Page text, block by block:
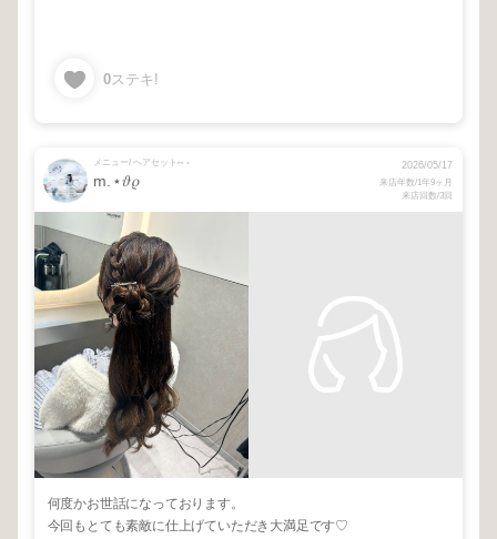
0ステキ!
メニュー/ ヘアセット⑅ ⋆
m.⋆𝜗𝜚
2026/05/17
来店年数/1年9ヶ月
来店回数/3回
何度かお世話になっております。
今回もとても素敵に仕上げていただき大満足です♡